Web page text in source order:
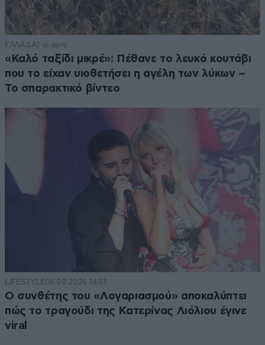
ΕΛΛΑΔΑ1 ω. πριν
«Καλό ταξίδι μικρέ»: Πέθανε το λευκό κουτάβι
που το είχαν υιοθετήσει η αγέλη των λύκων –
Το σπαρακτικό βίντεο
LIFESTYLE06·08·2026 14:51
Ο συνθέτης του «Λογαριασμού» αποκαλύπτει
πώς το τραγούδι της Κατερίνας Λιόλιου έγινε
viral